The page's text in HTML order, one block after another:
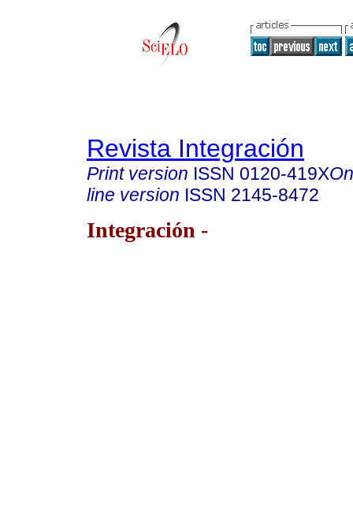
Revista Integración
Print version ISSN 0120-419X
line version ISSN 2145-8472
Integración -